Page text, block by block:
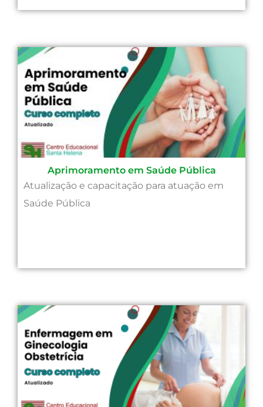
Aprimoramento em Saúde Pública
Atualização e capacitação para atuação em
Saúde Pública